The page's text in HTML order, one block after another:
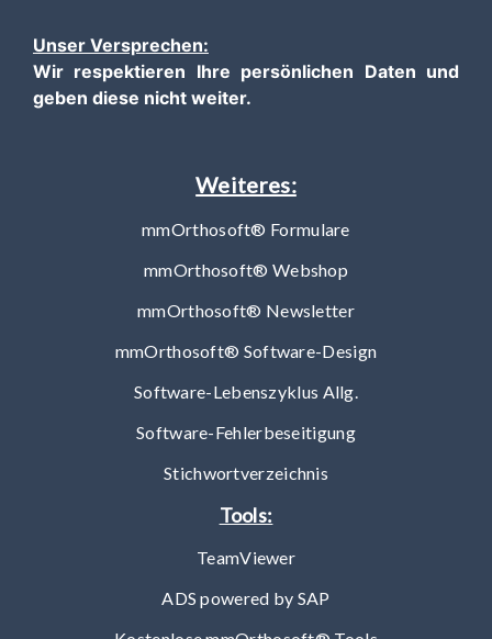
Unser Versprechen:
Wir respektieren Ihre persönlichen Daten und
geben diese nicht weiter.
Weiteres:
mmOrthosoft® Formulare
mmOrthosoft® Webshop
mmOrthosoft® Newsletter
mmOrthosoft® Software-Design
Software-Lebenszyklus Allg.
Software-Fehlerbeseitigung
Stichwortverzeichnis
Tools:
TeamViewer
ADS powered by SAP